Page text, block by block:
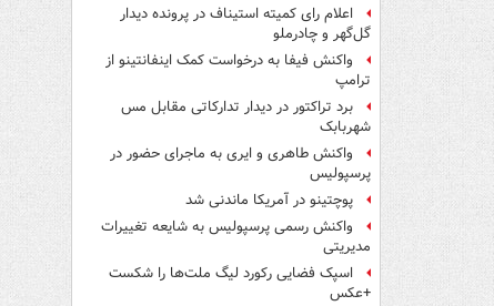
اعلام رای کمیته استیناف در پرونده دیدار
گل‌گهر و چادرملو
واکنش فیفا به درخواست کمک اینفانتینو از
ترامپ
برد تراکتور در دیدار تدارکاتی مقابل مس
شهربابک
واکنش طاهری و ایری به ماجرای حضور در
پرسپولیس
پوچتینو در آمریکا ماندنی شد
واکنش رسمی پرسپولیس به شایعه تغییرات
مدیریتی
اسپک فضایی رکورد لیگ ملت‌ها را شکست
+عکس